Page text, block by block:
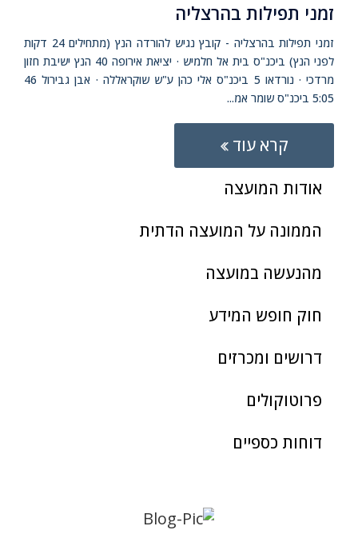
זמני תפילות בהרצליה
זמני תפילות בהרצליה - קובץ נגיש להורדה הנץ (מתחילים 24 דקות
לפני הנץ) ביכנ"ס בית אל חלמיש · יציאת אירופה 40 הנץ ישיבת חזון
מרדכי · נורדאו 5 ביכנ"ס אלי כהן ע"ש שוקראללה · אבן גבירול 46
5:05 ביכנ"ס שומר אמ...
קרא עוד
אודות המועצה
הממונה על המועצה הדתית
מהנעשה במועצה
חוק חופש המידע
דרושים ומכרזים
פרוטוקולים
דוחות כספיים